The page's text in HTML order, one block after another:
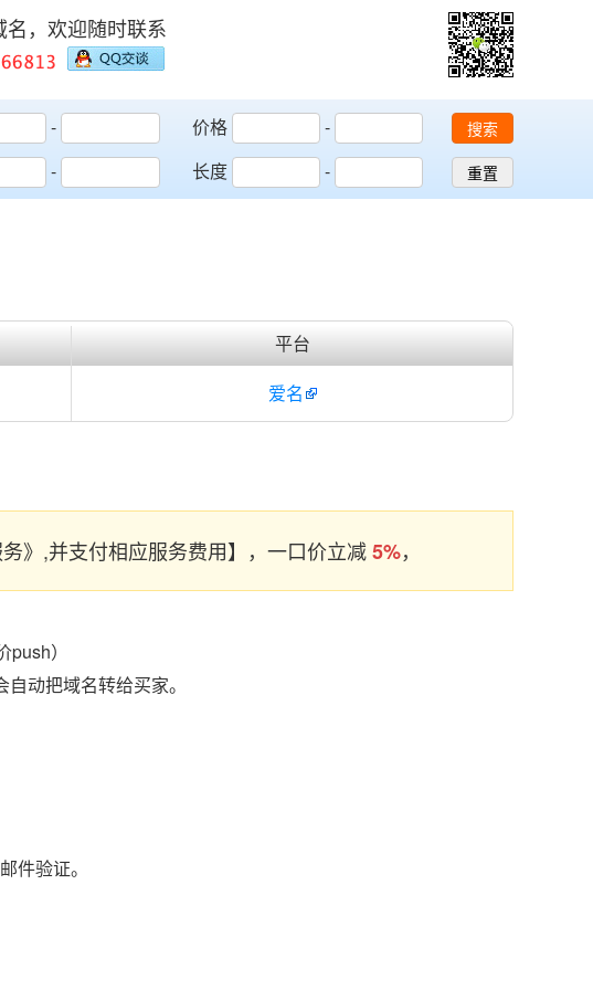
，欢迎随时联系
-
-
价格
-
长度
-
搜索
重置
平台
爱名
》,并支付相应服务费用】，一口价立减5%，
）
动把域名转给买家。
件验证。